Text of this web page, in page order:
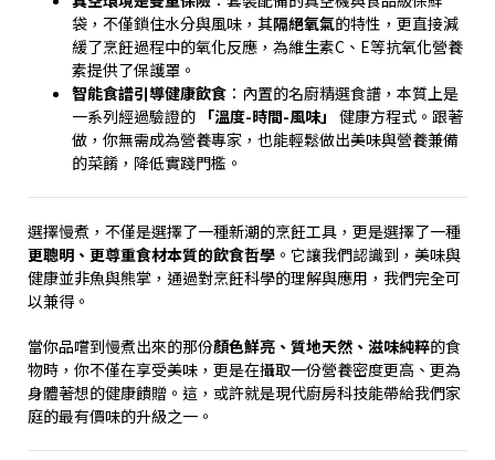
袋，不僅鎖住水分與風味，其隔絕氧氣的特性，更直接減
緩了烹飪過程中的氧化反應，為維生素C 、 E等抗氧化營養
素提供了保護罩。
智能食譜引導健康飲食 ：內置的名廚精選食譜，本質上是
一系列經過驗證的 「溫度-時間-風味」 健康方程式。跟著
做，你無需成為營養專家，也能輕鬆做出美味與營養兼備
的菜餚，降低實踐門檻。
選擇慢煮，不僅是選擇了一種新潮的烹飪工具，更是選擇了一種
更聰明、更尊重食材本質的飲食哲學 。它讓我們認識到，美味與
健康並非魚與熊掌，通過對烹飪科學的理解與應用，我們完全可
以兼得。
當你品嚐到慢煮出來的那份顏色鮮亮、質地天然、滋味純粹的食
物時，你不僅在享受美味，更是在攝取一份營養密度更高、更為
身體著想的健康饋贈。這，或許就是現代廚房科技能帶給我們家
庭的最有價味的升級之一。